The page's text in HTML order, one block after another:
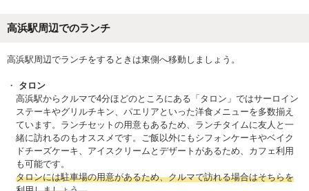
高浜駅周辺でのランチ
高浜駅周辺でランチをするときは東側へ移動しましょう。
タロン
高浜駅からクルマで4分ほどのところにある「タロン」ではサーロイン
ステーキやグリルチキン、パエリアといった洋食メニューを多数揃え
ています。ランチセットの用意もあるため、ランチタイムに友人と一
緒に訪れるのもオススメです。ご飯以外にもシフォンケーキやベイク
ドチーズケーキ、アイスクリームとデザートがあるため、カフェ利用
も可能です。
タロンには駐車場の用意があるため、クルマで訪れる場合はそちらを